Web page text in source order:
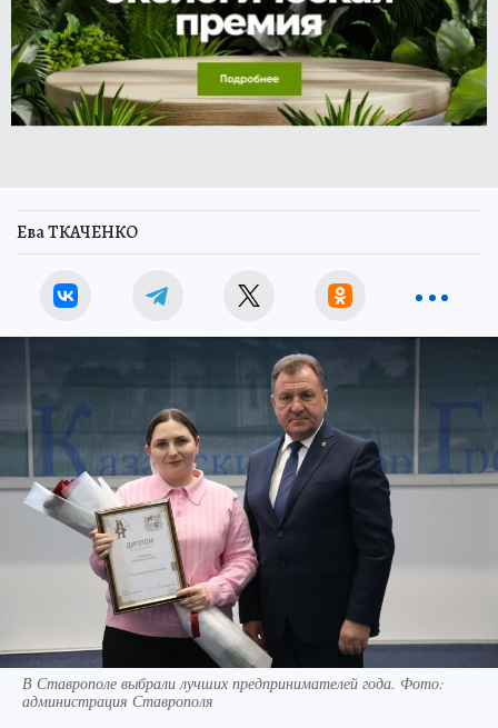
Ева ТКАЧЕНКО
В Ставрополе выбрали лучших предпринимателей года. Фото:
администрация Ставрополя